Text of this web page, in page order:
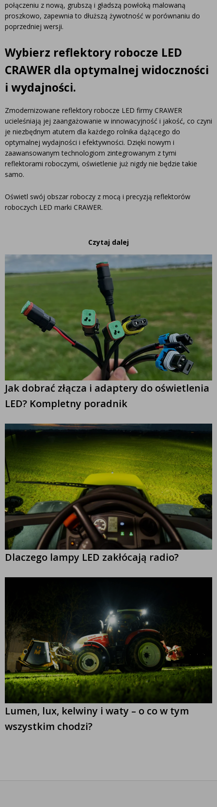
połączeniu z nową, grubszą i gładszą powłoką malowaną
proszkowo, zapewnia to dłuższą żywotność w porównaniu do
poprzedniej wersji.
Wybierz reflektory robocze LED
CRAWER dla optymalnej widoczności
i wydajności.
Zmodernizowane reflektory robocze LED firmy CRAWER
ucieleśniają jej zaangażowanie w innowacyjność i jakość, co czyni
je niezbędnym atutem dla każdego rolnika dążącego do
optymalnej wydajności i efektywności. Dzięki nowym i
zaawansowanym technologiom zintegrowanym z tymi
reflektorami roboczymi, oświetlenie już nigdy nie będzie takie
samo.
Oświetl swój obszar roboczy z mocą i precyzją reflektorów
roboczych LED marki CRAWER.
Czytaj dalej
Jak dobrać złącza i adaptery do oświetlenia
LED? Kompletny poradnik
Dlaczego lampy LED zakłócają radio?
Lumen, lux, kelwiny i waty – o co w tym
wszystkim chodzi?